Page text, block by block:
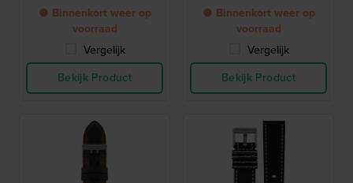
● Binnenkort weer op
voorraad
Vergelijk
Bekijk Product
● Binnenkort weer op
voorraad
Vergelijk
Bekijk Product